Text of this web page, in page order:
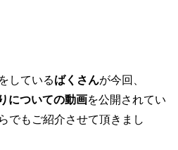
をしているばくさんが今回、
についての動画を公開されてい
でもご紹介させて頂きまし